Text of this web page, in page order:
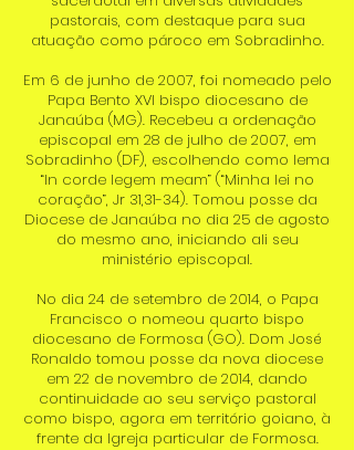
pastorais, com destaque para sua
atuação como pároco em Sobradinho.
Em 6 de junho de 2007, foi nomeado pelo
Papa Bento XVI bispo diocesano de
Janaúba (MG). Recebeu a ordenação
episcopal em 28 de julho de 2007, em
Sobradinho (DF), escolhendo como lema
“In corde legem meam” (“Minha lei no
coração”, Jr 31,31-34). Tomou posse da
Diocese de Janaúba no dia 25 de agosto
do mesmo ano, iniciando ali seu
ministério episcopal.
No dia 24 de setembro de 2014, o Papa
Francisco o nomeou quarto bispo
diocesano de Formosa (GO). Dom José
Ronaldo tomou posse da nova diocese
em 22 de novembro de 2014, dando
continuidade ao seu serviço pastoral
como bispo, agora em território goiano, à
frente da Igreja particular de Formosa.